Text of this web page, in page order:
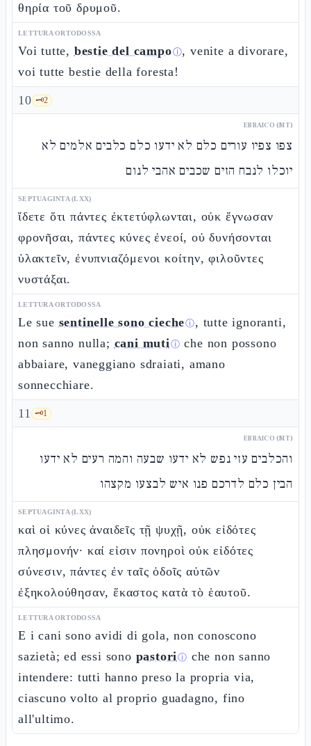
θηρία τοῦ δρυμοῦ.
LETTURA ORTODOSSA
Voi tutte, bestie del campoⓘ, venite a divorare,
voi tutte bestie della foresta!
10 🗝️2
EBRAICO (MT)
צפו צפיו עורים כלם לא ידעו כלם כלבים אלמים לא
יוכלו לנבח הזים שכבים אהבי לנום
SEPTUAGINTA (LXX)
ἴδετε ὅτι πάντες ἐκτετύφλωνται, οὐκ ἔγνωσαν
φρονῆσαι, πάντες κύνες ἐνεοί, οὐ δυνήσονται
ὑλακτεῖν, ἐνυπνιαζόμενοι κοίτην, φιλοῦντες
νυστάξαι.
LETTURA ORTODOSSA
Le sue sentinelle sono ciecheⓘ, tutte ignoranti,
non sanno nulla; cani mutiⓘ che non possono
abbaiare, vaneggiano sdraiati, amano
sonnecchiare.
11 🗝️1
EBRAICO (MT)
והכלבים עזי נפש לא ידעו שבעה והמה רעים לא ידעו
הבין כלם לדרכם פנו איש לבצעו מקצהו
SEPTUAGINTA (LXX)
καὶ οἱ κύνες ἀναιδεῖς τῇ ψυχῇ, οὐκ εἰδότες
πλησμονήν· καί εἰσιν πονηροὶ οὐκ εἰδότες
σύνεσιν, πάντες ἐν ταῖς ὁδοῖς αὐτῶν
ἐξηκολούθησαν, ἕκαστος κατὰ τὸ ἑαυτοῦ.
LETTURA ORTODOSSA
E i cani sono avidi di gola, non conoscono
sazietà; ed essi sono pastoriⓘ che non sanno
intendere: tutti hanno preso la propria via,
ciascuno volto al proprio guadagno, fino
all'ultimo.